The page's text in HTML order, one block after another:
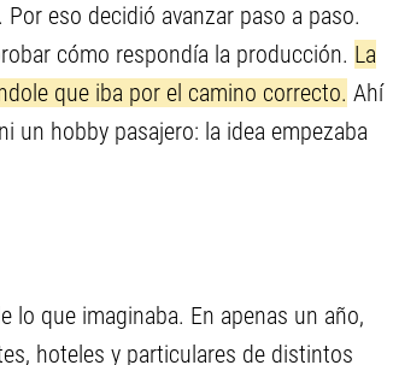
eso decidió avanzar paso a paso.
cómo respondía la producción. La
que iba por el camino correcto. Ahí
un hobby pasajero: la idea empezaba
lo que imaginaba. En apenas un año,
hoteles y particulares de distintos